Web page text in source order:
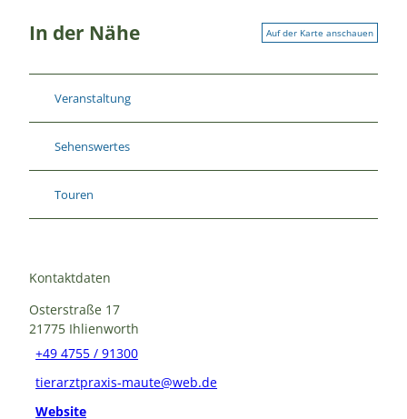
In der Nähe Auf der Karte anschauen
Veranstaltung
Sehenswertes
Touren
Kontaktdaten
Osterstraße 17
21775 Ihlienworth
+49 4755 / 91300
tierarztpraxis-maute@web.de
Website